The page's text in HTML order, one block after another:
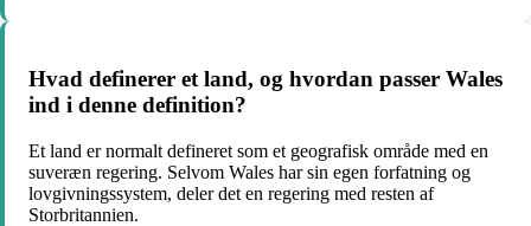
Hvad definerer et land, og hvordan passer Wales
ind i denne definition?
Et land er normalt defineret som et geografisk område med en
suveræn regering. Selvom Wales har sin egen forfatning og
lovgivningssystem, deler det en regering med resten af
Storbritannien.